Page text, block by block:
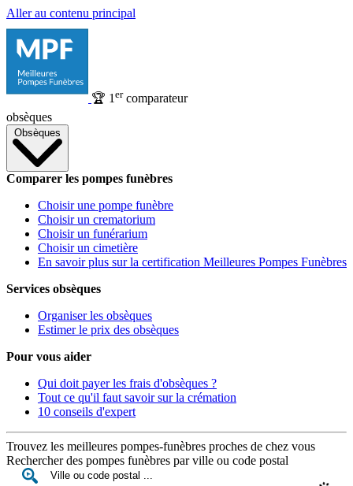
Aller au contenu principal
🏆 1 ercomparateur
obsèques
Obsèques
Comparer les pompes funèbres
Choisir une pompe funèbre
Choisir un crematorium
Choisir un funérarium
Choisir un cimetière
En savoir plus sur la certification Meilleures Pompes Funèbres
Services obsèques
Organiser les obsèques
Estimer le prix des obsèques
Pour vous aider
Qui doit payer les frais d'obsèques ?
Tout ce qu'il faut savoir sur la crémation
10 conseils d'expert
Trouvez les meilleures pompes-funèbres proches de chez vous
Rechercher des pompes funèbres par ville ou code postal